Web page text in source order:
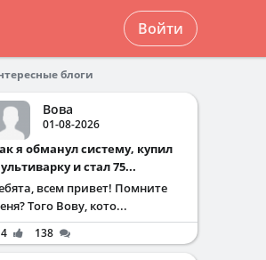
Войти
блоги
Вова
01-08-2026
и стал 75...
всем привет! Помните
Того Вову, кото...
138